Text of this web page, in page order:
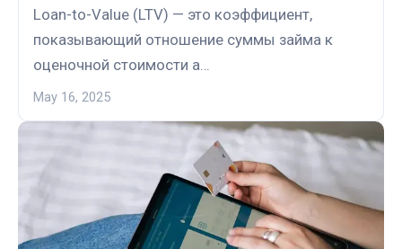
Loan-to-Value (LTV) — это коэффициент,
показывающий отношение суммы займа к
оценочной стоимости а…
May 16, 2025